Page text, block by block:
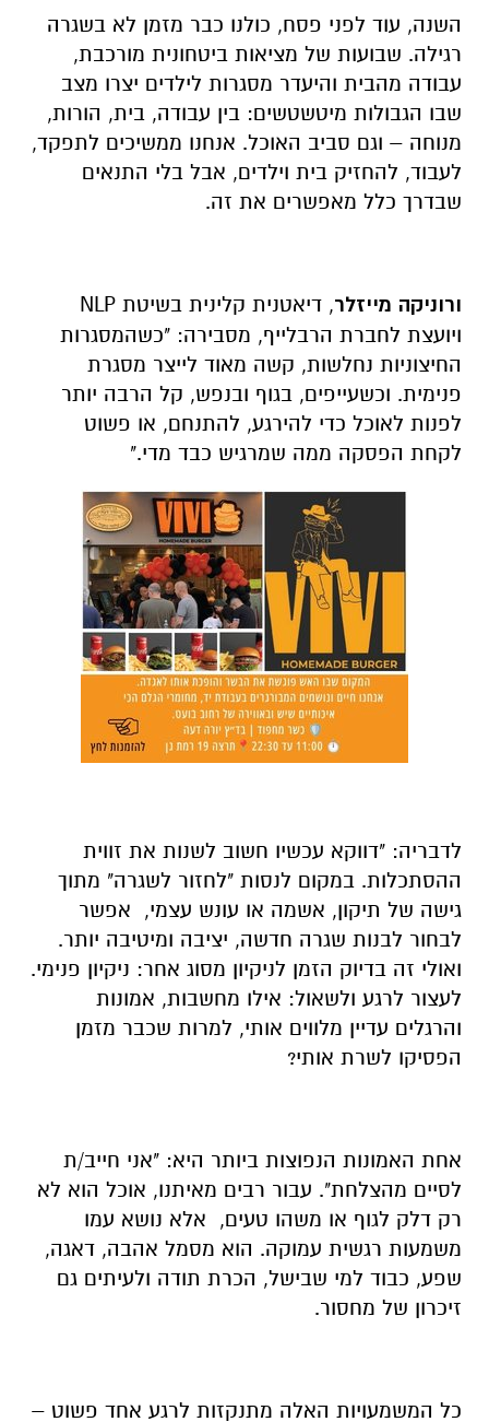
השנה, עוד לפני פסח, כולנו כבר מזמן לא בשגרה
רגילה. שבועות של מציאות ביטחונית מורכבת,
עבודה מהבית והיעדר מסגרות לילדים יצרו מצב
שבו הגבולות מיטשטשים: בין עבודה, בית, הורות,
מנוחה – וגם סביב האוכל. אנחנו ממשיכים לתפקד,
לעבוד, להחזיק בית וילדים, אבל בלי התנאים
שבדרך כלל מאפשרים את זה.
ורוניקה מייזלר
, דיאטנית קלינית בשיטת NLP
ויועצת לחברת הרבלייף, מסבירה: "כשהמסגרות
החיצוניות נחלשות, קשה מאוד לייצר מסגרת
פנימית. וכשעייפים, בגוף ובנפש, קל הרבה יותר
לפנות לאוכל כדי להירגע, להתנחם, או פשוט
לקחת הפסקה ממה שמרגיש כבד מדי."
לדבריה: "דווקא עכשיו חשוב לשנות את זווית
ההסתכלות. במקום לנסות "לחזור לשגרה" מתוך
גישה של תיקון, אשמה או עונש עצמי, אפשר
לבחור לבנות שגרה חדשה, יציבה ומיטיבה יותר.
ואולי זה בדיוק הזמן לניקיון מסוג אחר: ניקיון פנימי.
לעצור לרגע ולשאול: אילו מחשבות, אמונות
והרגלים עדיין מלווים אותי, למרות שכבר מזמן
הפסיקו לשרת אותי?
אחת האמונות הנפוצות ביותר היא: "אני חייב/ת
לסיים מהצלחת". עבור רבים מאיתנו, אוכל הוא לא
רק דלק לגוף או משהו טעים, אלא נושא עמו
משמעות רגשית עמוקה. הוא מסמל אהבה, דאגה,
שפע, כבוד למי שבישל, הכרת תודה ולעיתים גם
זיכרון של מחסור.
כל המשמעויות האלה מתנקזות לרגע אחד פשוט –